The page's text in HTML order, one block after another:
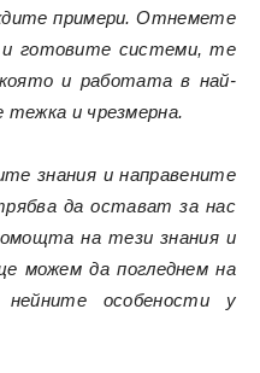
примери. Отнемете
готовите системи, те
и работата в най-
тежка и чрезмерна.
знания и направените
да остават за нас
на тези знания и
можем да погледнем на
особености у